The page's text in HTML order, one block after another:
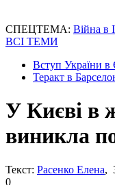
СПЕЦТЕМА: Війна в
ВСІ ТЕМИ
Вступ України
Теракт в
У Києві в
виникла
Текст: Расенко Елена,
0